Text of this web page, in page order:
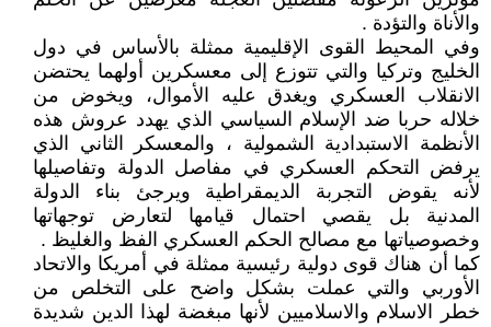
والأناة والتؤدة .
وفي المحيط القوى الإقليمية ممثلة بالأساس في دول
الخليج وتركيا والتي تتوزع إلى معسكرين أولهما يحتضن
الانقلاب العسكري ويغدق عليه الأموال، ويخوض من
خلاله حربا ضد الإسلام السياسي الذي يهدد عروش هذه
الأنظمة الاستبدادية الشمولية ، والمعسكر الثاني الذي
يرفض التحكم العسكري في مفاصل الدولة وتفاصيلها
لأنه يقوض التجربة الديمقراطية ويرجئ بناء الدولة
المدنية بل يقصي احتمال قيامها لتعارض توجهاتها
وخصوصياتها مع مصالح الحكم العسكري الفظ والغليظ .
كما أن هناك قوى دولية رئيسية ممثلة في أمريكا والاتحاد
الأوربي والتي عملت بشكل واضح على التخلص من
خطر الاسلام والاسلاميين لأنها مبغضة لهذا الدين شديدة